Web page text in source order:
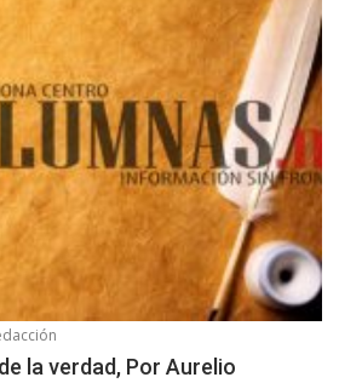
la verdad, Por Aurelio